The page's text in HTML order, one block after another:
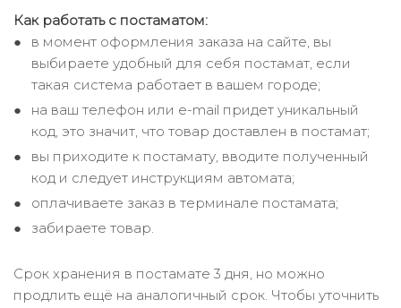
Как работать с постаматом:
в момент оформления заказа на сайте, вы
выбираете удобный для себя постамат, если
такая система работает в вашем городе;
на ваш телефон или e-mail придет уникальный
код, это значит, что товар доставлен в постамат;
вы приходите к постамату, вводите полученный
код и следует инструкциям автомата;
оплачиваете заказ в терминале постамата;
забираете товар.
Срок хранения в постамате 3 дня, но можно
продлить ещё на аналогичный срок. Чтобы уточнить